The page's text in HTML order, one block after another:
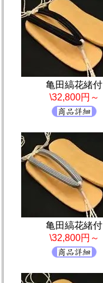
亀田縞花緒付
\32,800円～
亀田縞花緒付
\32,800円～